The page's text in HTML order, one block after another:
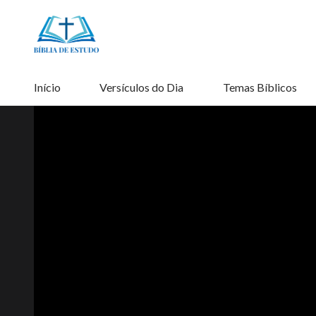
Início Versículos do Dia Temas Bíblicos